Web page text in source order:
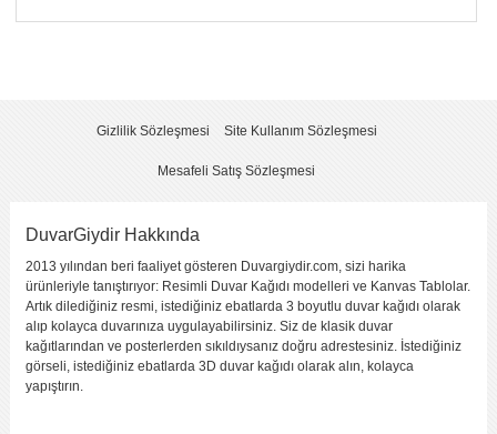
Yorumu Gönder
Gizlilik Sözleşmesi Site Kullanım Sözleşmesi
Mesafeli Satış Sözleşmesi
DuvarGiydir Hakkında
2013 yılından beri faaliyet gösteren Duvargiydir.com, sizi harika
ürünleriyle tanıştırıyor: Resimli Duvar Kağıdı modelleri ve Kanvas Tablolar.
Artık dilediğiniz resmi, istediğiniz ebatlarda 3 boyutlu duvar kağıdı olarak
alıp kolayca duvarınıza uygulayabilirsiniz. Siz de klasik duvar
kağıtlarından ve posterlerden sıkıldıysanız doğru adrestesiniz. İstediğiniz
görseli, istediğiniz ebatlarda 3D duvar kağıdı olarak alın, kolayca
yapıştırın.